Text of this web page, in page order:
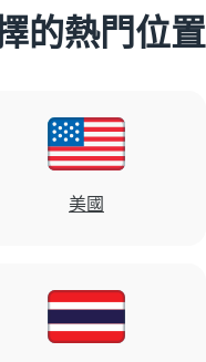
的熱門位置
美國